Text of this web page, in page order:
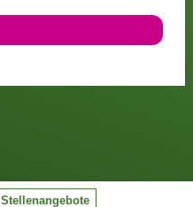
Stellenangebote